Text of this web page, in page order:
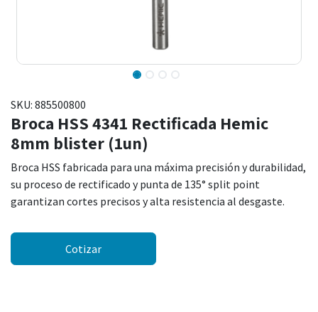
SKU: 885500800
Broca HSS 4341 Rectificada Hemic
8mm blister (1un)
Broca HSS fabricada para una máxima precisión y durabilidad,
su proceso de rectificado y punta de 135° split point
garantizan cortes precisos y alta resistencia al desgaste.
Cotizar